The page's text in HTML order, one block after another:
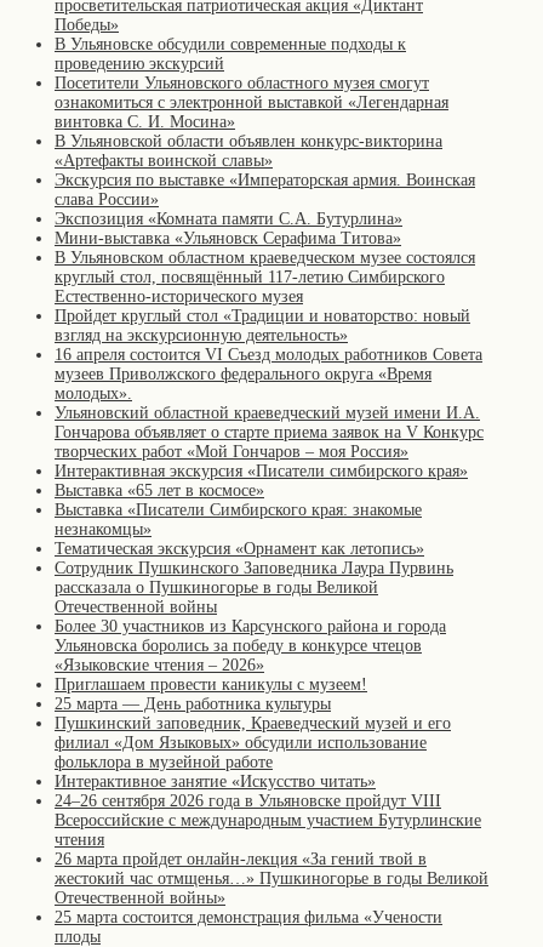
просветительская патриотическая акция «Диктант
Победы»
В Ульяновске обсудили современные подходы к
проведению экскурсий
Посетители Ульяновского областного музея смогут
ознакомиться с электронной выставкой «Легендарная
винтовка С. И. Мосина»
В Ульяновской области объявлен конкурс-викторина
«Артефакты воинской славы»
Экскурсия по выставке «Императорская армия. Воинская
слава России»
Экспозиция «Комната памяти С.А. Бутурлина»
Мини-выставка «Ульяновск Серафима Титова»
В Ульяновском областном краеведческом музее состоялся
круглый стол, посвящённый 117-летию Симбирского
Естественно-исторического музея
Пройдет круглый стол «Традиции и новаторство: новый
взгляд на экскурсионную деятельность»
16 апреля состоится VI Съезд молодых работников Совета
музеев Приволжского федерального округа «Время
молодых».
Ульяновский областной краеведческий музей имени И.А.
Гончарова объявляет о старте приема заявок на V Конкурс
творческих работ «Мой Гончаров – моя Россия»
Интерактивная экскурсия «Писатели симбирского края»
Выставка «65 лет в космосе»
Выставка «Писатели Симбирского края: знакомые
незнакомцы»
Тематическая экскурсия «Орнамент как летопись»
Сотрудник Пушкинского Заповедника Лаура Пурвинь
рассказала о Пушкиногорье в годы Великой
Отечественной войны
Более 30 участников из Карсунского района и города
Ульяновска боролись за победу в конкурсе чтецов
«Языковские чтения – 2026»
Приглашаем провести каникулы с музеем!
25 марта — День работника культуры
Пушкинский заповедник, Краеведческий музей и его
филиал «Дом Языковых» обсудили использование
фольклора в музейной работе
Интерактивное занятие «Искусство читать»
24–26 сентября 2026 года в Ульяновске пройдут VIII
Всероссийские с международным участием Бутурлинские
чтения
26 марта пройдет онлайн-лекция «За гений твой в
жестокий час отмщенья…» Пушкиногорье в годы Великой
Отечественной войны»
25 марта состоится демонстрация фильма «Учености
плоды